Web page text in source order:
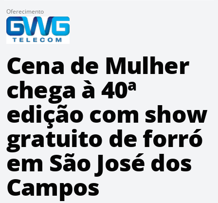
Oferecimento
Cena de Mulher
chega à 40ª
edição com show
gratuito de forró
em São José dos
Campos